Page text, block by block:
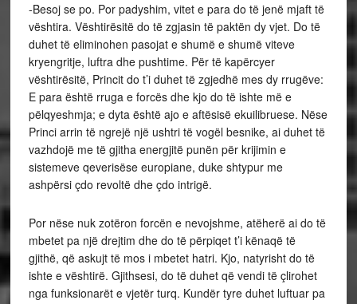
-Besoj se po. Por padyshim, vitet e para do të jenë mjaft të
vështira. Vështirësitë do të zgjasin të paktën dy vjet. Do të
duhet të eliminohen pasojat e shumë e shumë viteve
kryengritje, luftra dhe pushtime. Për të kapërcyer
vështirësitë, Princit do t’i duhet të zgjedhë mes dy rrugëve:
E para është rruga e forcës dhe kjo do të ishte më e
pëlqyeshmja; e dyta është ajo e aftësisë ekuilibruese. Nëse
Princi arrin të ngrejë një ushtri të vogël besnike, ai duhet të
vazhdojë me të gjitha energjitë punën për krijimin e
sistemeve qeverisëse europiane, duke shtypur me
ashpërsi çdo revoltë dhe çdo intrigë.
Por nëse nuk zotëron forcën e nevojshme, atëherë ai do të
mbetet pa një drejtim dhe do të përpiqet t’i kënaqë të
gjithë, që askujt të mos i mbetet hatri. Kjo, natyrisht do të
ishte e vështirë. Gjithsesi, do të duhet që vendi të çlirohet
nga funksionarët e vjetër turq. Kundër tyre duhet luftuar pa